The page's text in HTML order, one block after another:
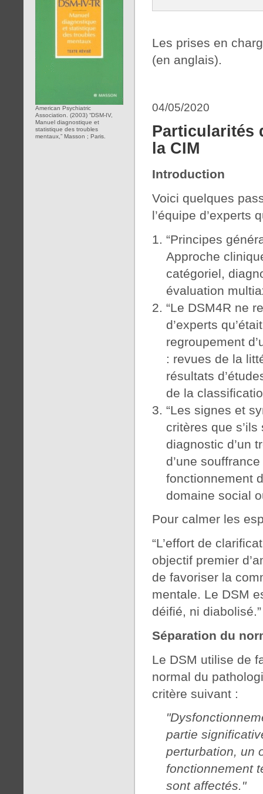
American Psychiatric
Association. (2003) “DSM-IV,
Manuel diagnostique et
statistique des troubles
mentaux,” Masson ; Paris.
Les prises en
(en anglais).
04/05/2020
Particularités
la CIM
Introduction
Voici quelques
l’équipe d’experts
“Principes
Approche
catégoriel,
évaluation
“Le DSM4R ne
d’experts
regroupement
: revues de la
résultats
de la
“Les signes et
critères que
diagnostic d’un
d’une
fonctionnement
domaine social
Pour calmer les
“L’effort de
objectif premier
de favoriser la
mentale. Le DSM
déifié, ni diabolisé.”
Séparation du
Le DSM utilise de
normal du
critère suivant :
partie
perturbation, un
fonctionnement
sont affectés."